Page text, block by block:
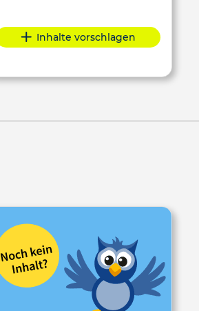
Inhalte vorschlagen